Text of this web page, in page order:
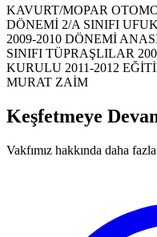
KAVURT/MOPAR
DÖNEMİ 2/A SINIFI
2009-2010 DÖNEMİ
SINIFI TÜPRAŞLILAR
KURULU 2011-2012
MURAT ZAİM
Keşfetmeye
Vakfımız hakkında daha